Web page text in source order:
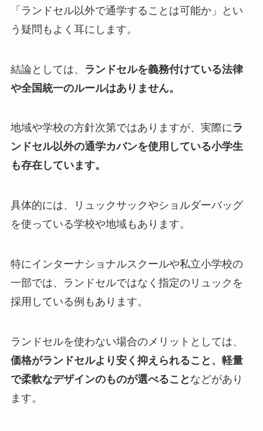
「ランドセル以外で通学することは可能か」とい
う疑問もよく耳にします。
結論としては、
ランドセルを義務付けている法律
や全国統一のルールはありません。
地域や学校の方針次第ではありますが、実際にラ
ンドセル以外の通学カバンを使用している小学生
も存在しています。
具体的には、リュックサックやショルダーバッグ
を使っている学校や地域もあります。
特にインターナショナルスクールや私立小学校の
一部では、ランドセルではなく指定のリュックを
採用している例もあります。
ランドセルを使わない場合のメリットとしては、
価格がランドセルより安く抑えられること、軽量
で柔軟なデザインのものが選べること などがあり
ます。